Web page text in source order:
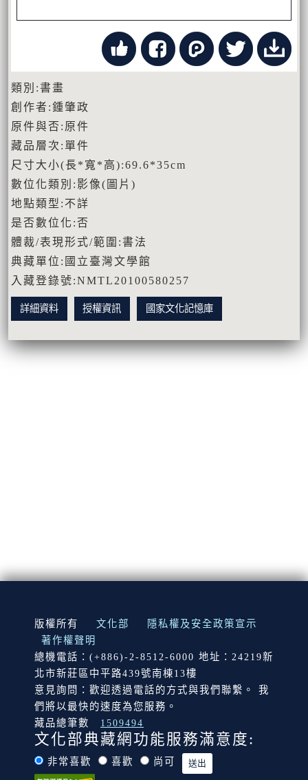
類別:書畫
創作者:鍾肇政
原件與否:原件
藏品層次:單件
尺寸大小(長*寬*高):69.6*35cm
數位化類別:影像(圖片)
地點類型:不詳
是否數位化:否
體裁/表現形式/範圍:書法
典藏單位:國立臺灣文學館
入藏登錄號:NMTL20100580257
詳細資料 授權資訊 國家文化記憶庫
:::
版權所有 文化部
隱私權及安全政策宣示
著作權聲明
總機電話：(+886)-2-8512-6000 地址：24219新
北市新莊區中平路439號南棟13樓
意見詢問：歡迎透過電話的方式與我們聯繫。 我
們將以最快的速度為您服務。
藏品總筆數
1509494
文化部典藏網功能服務滿意度:
非常喜歡 喜歡 尚可